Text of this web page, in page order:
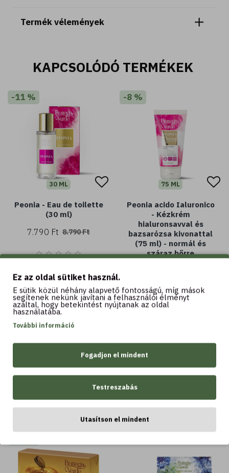
Termék vélemények
KAPCSOLÓDÓ TERMÉKEK
-11 %
30 ML
Peonia - Eau de toilette
(30 ml)
7.790 Ft 8.790 Ft
Kosárba
-8 %
75 ML
Peonia acido Ialuronico
- Kézkrém
hialuronsavval és
bazsarózsa kivonattal
(75 ml) - normál és
száraz bőrre
LEGTÖBBET VÁSÁROLT
LEGTÖBBET VÁSÁROLT
Ez az oldal sütiket használ.
E sütik közül néhány alapvető fontosságú, míg mások
segítenek nekünk javítani a felhasználói élményt
azáltal, hogy betekintést nyújtanak az oldal
használatába.
További információ
Fogadjon el mindent
Testreszabás
Utasítson el mindent